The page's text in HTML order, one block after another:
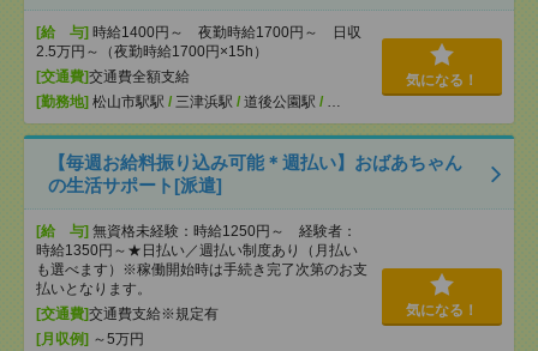
[給 与] 時給1400円～ 夜勤時給1700円～ 日収
2.5万円～（夜勤時給1700円×15h）
[交通費]交通費全額支給
[勤務地] 松山市駅駅 / 三津浜駅 / 道後公園駅 /
気になる！
【毎週お給料振り込み可能＊週払い】おばあちゃん
の生活サポート[派遣]
[給 与] 無資格未経験：時給1250円～ 経験者：
時給1350円～★日払い／週払い制度あり（月払い
も選べます）※稼働開始時は手続き完了次第のお支
払いとなります。
[交通費]交通費支給※規定有
[月収例] ～5万円
気になる！